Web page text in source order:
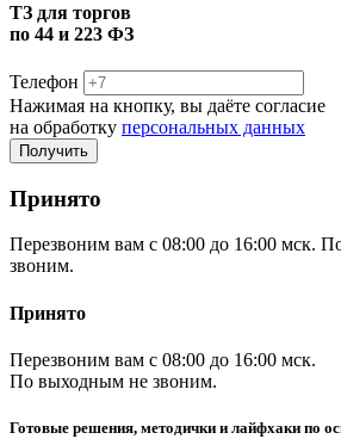
ТЗ для торгов
по 44 и 223 ФЗ
Телефон
Нажимая на кнопку, вы даёте согласие
на обработку персональных данных
Принято
Перезвоним вам с 08:00 до 16:00 мск.
звоним.
Принято
Перезвоним вам с 08:00 до 16:00 мск.
По выходным не звоним.
Готовые решения, методички и лайфхаки по